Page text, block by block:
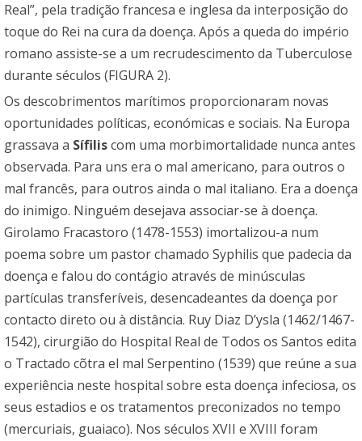
Real”, pela tradição francesa e inglesa da interposição do
toque do Rei na cura da doença. Após a queda do império
romano assiste-se a um recrudescimento da Tuberculose
durante séculos (FIGURA 2).
Os descobrimentos marítimos proporcionaram novas
oportunidades políticas, económicas e sociais. Na Europa
grassava a Sífiliscom uma morbimortalidade nunca antes
observada. Para uns era o mal americano, para outros o
mal francês, para outros ainda o mal italiano. Era a doença
do inimigo. Ninguém desejava associar-se à doença.
Girolamo Fracastoro (1478-1553) imortalizou-a num
poema sobre um pastor chamado Syphilis que padecia da
doença e falou do contágio através de minúsculas
partículas transferíveis, desencadeantes da doença por
contacto direto ou à distância. Ruy Diaz D’ysla (1462/1467-
1542), cirurgião do Hospital Real de Todos os Santos edita
o Tractado cõtra el mal Serpentino (1539) que reúne a sua
experiência neste hospital sobre esta doença infeciosa, os
seus estadios e os tratamentos preconizados no tempo
(mercuriais, guaiaco). Nos séculos XVII e XVIII foram